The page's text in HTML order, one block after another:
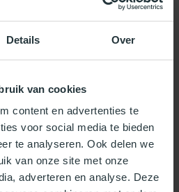
Details Over
van cookies
content en advertenties te
voor social media te bieden
te analyseren. Ook delen we
van onze site met onze
adverteren en analyse. Deze